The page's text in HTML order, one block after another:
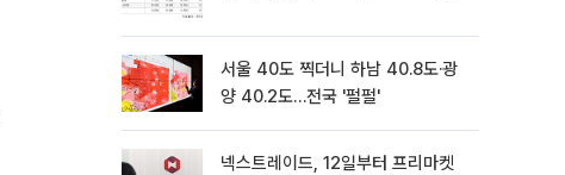
서울 40도 찍더니 하남 40.8도·광
양 40.2도…전국 '펄펄'
넥스트레이드, 12일부터 프리마켓